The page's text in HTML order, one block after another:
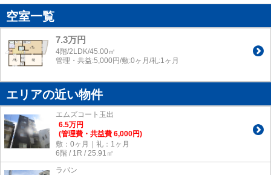
空室一覧
7.3万円
4階/2LDK/45.00㎡
管理・共益:5,000円/敷:0ヶ月/礼:1ヶ月
エリアの近い物件
エムズコート玉出
6.5万円
(管理費・共益費 6,000円)
敷：0ヶ月｜礼：1ヶ月
6階 / 1R / 25.91㎡
ラパン